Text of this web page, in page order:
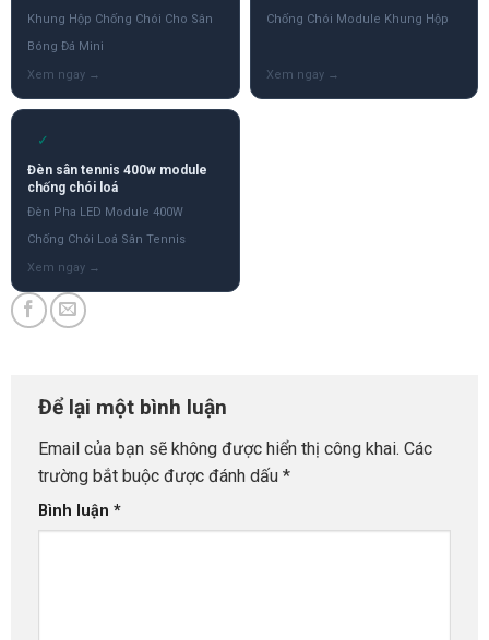
Khung Hộp Chống Chói Cho Sân
Bóng Đá Mini
Chống Chói Module Khung Hộp
✓
Đèn sân tennis 400w module
chống chói loá
Đèn Pha LED Module 400W
Chống Chói Loá Sân Tennis
Để lại một bình luận
Email của bạn sẽ không được hiển thị công khai. Các
trường bắt buộc được đánh dấu *
Bình luận *